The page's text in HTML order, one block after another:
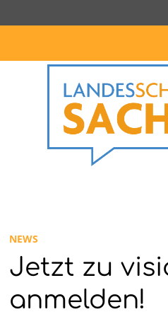
zum
NEWS
Jetzt zu
anmelden!